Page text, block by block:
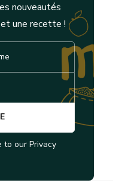
nouveautés
une recette !
to our Privacy